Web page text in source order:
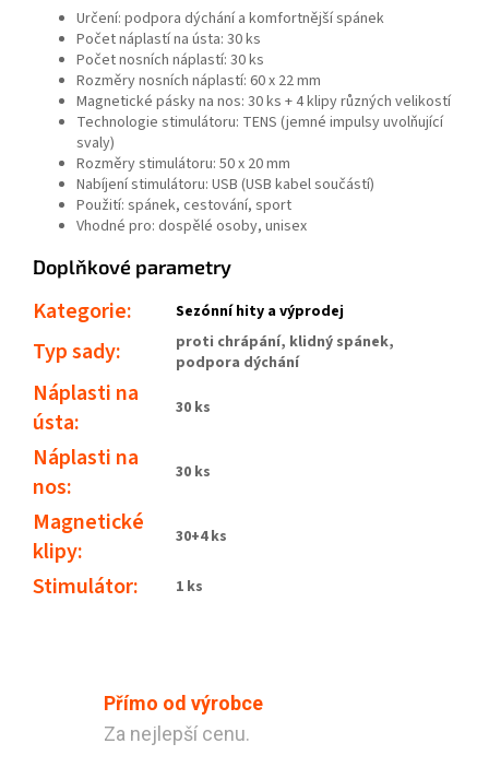
Přímo od výrobce
Za nejlepší cenu.
Určení: podpora dýchání a komfortnější spánek
Počet náplastí na ústa: 30 ks
Počet nosních náplastí: 30 ks
Rozměry nosních náplastí: 60 x 22 mm
Magnetické pásky na nos: 30 ks + 4 klipy různých velikostí
Technologie stimulátoru: TENS (jemné impulsy uvolňující
svaly)
Rozměry stimulátoru: 50 x 20 mm
Nabíjení stimulátoru: USB (USB kabel součástí)
Použití: spánek, cestování, sport
Vhodné pro: dospělé osoby, unisex
Doplňkové parametry
Kategorie: Sezónní hity a výprodej
Typ sady:
proti chrápání, klidný spánek,
podpora dýchání
Náplasti na
ústa: 30 ks
Náplasti na
nos: 30 ks
Magnetické
klipy: 30+4 ks
Stimulátor: 1 ks